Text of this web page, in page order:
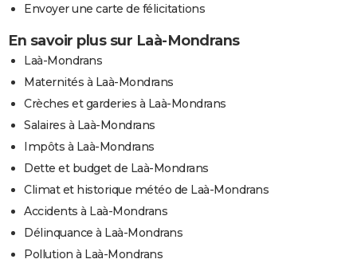
Envoyer une carte de félicitations
En savoir plus sur Laà-Mondrans
Laà-Mondrans
Maternités à Laà-Mondrans
Crèches et garderies à Laà-Mondrans
Salaires à Laà-Mondrans
Impôts à Laà-Mondrans
Dette et budget de Laà-Mondrans
Climat et historique météo de Laà-Mondrans
Accidents à Laà-Mondrans
Délinquance à Laà-Mondrans
Pollution à Laà-Mondrans